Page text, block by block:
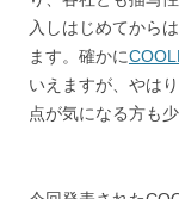
入しはじめてから
ます。確かに
いえますが、やは
点が気になる方も